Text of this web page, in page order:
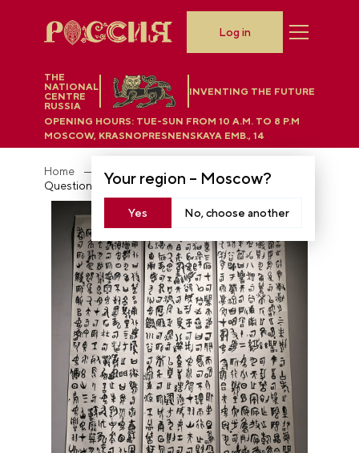
THE
NATIONAL
CENTRE
RUSSIA
INVENTING THE FUTURE
Your region – Moscow?
Yes No, choose another
OPENING HOURS: TUE-SUN FROM 10 A.M. TO 8 P.M
MOSCOW, KRASNOPRESNENSKAYA EMB., 14
Log in
Home
Exposition "Legacy for the Future"
Questioning the Heaven